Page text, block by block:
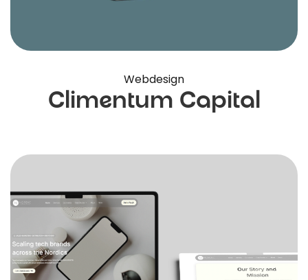
Webdesign
Climentum Capital